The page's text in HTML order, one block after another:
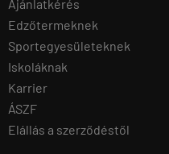
Ajánlatkérés
Edzőtermeknek
Sportegyesületeknek
Iskoláknak
Karrier
ÁSZF
Elállás a szerződéstől